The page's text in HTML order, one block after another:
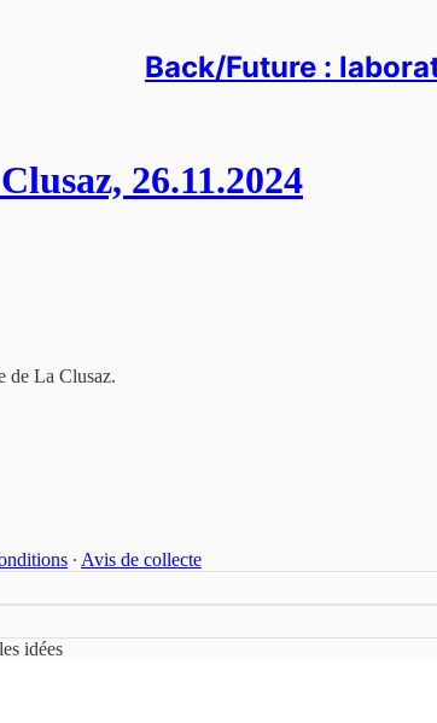
Back/Future :
26.11.2024
de La Clusaz.
∙ Avis de collecte
idées